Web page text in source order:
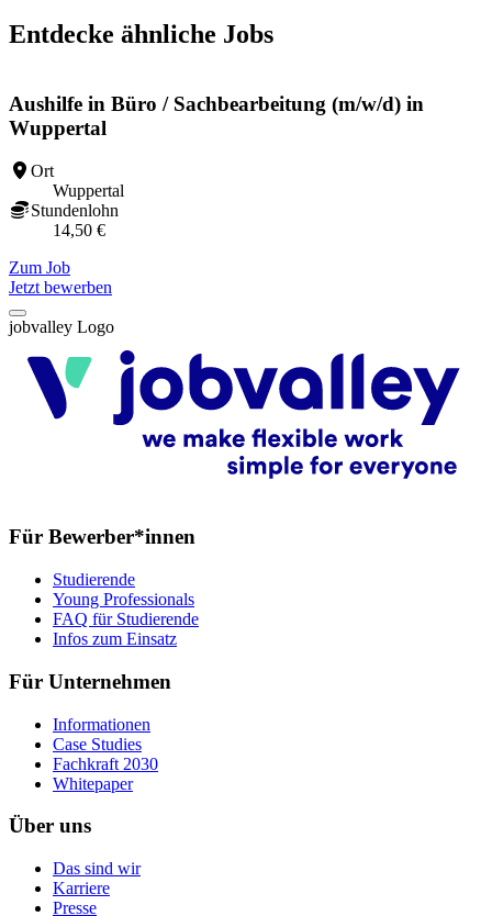
Entdecke ähnliche Jobs
Aushilfe in Büro / Sachbearbeitung (m/w/d) in
Wuppertal
Ort
Wuppertal
Stundenlohn
14,50 €
Zum Job
Jetzt bewerben
jobvalley Logo
Für Bewerber*innen
Studierende
Young Professionals
FAQ für Studierende
Infos zum Einsatz
Für Unternehmen
Informationen
Case Studies
Fachkraft 2030
Whitepaper
Über uns
Das sind wir
Karriere
Presse